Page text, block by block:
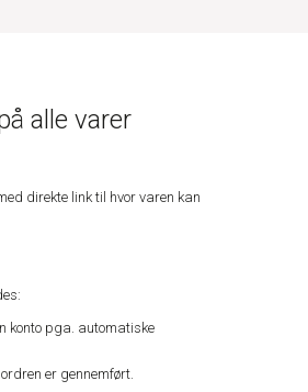
alle varer
direkte link til hvor varen kan
konto pga. automatiske
er gennemført.